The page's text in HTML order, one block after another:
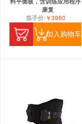
料平衡板，含训练应用程序
康复
炼手价:￥3980
加入购物车